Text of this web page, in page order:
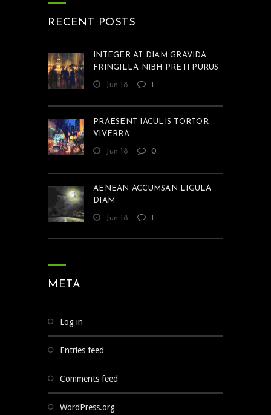
RECENT POSTS
INTEGER AT DIAM GRAVIDA
FRINGILLA NIBH PRETI PURUS
Jun 18 1
PRAESENT IACULIS TORTOR
VIVERRA
Jun 18 0
AENEAN ACCUMSAN LIGULA
DIAM
Jun 18 1
META
Log in
Entries feed
Comments feed
WordPress.org